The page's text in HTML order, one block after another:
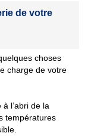
de votre
choses
charge de votre
l’abri de la
températures